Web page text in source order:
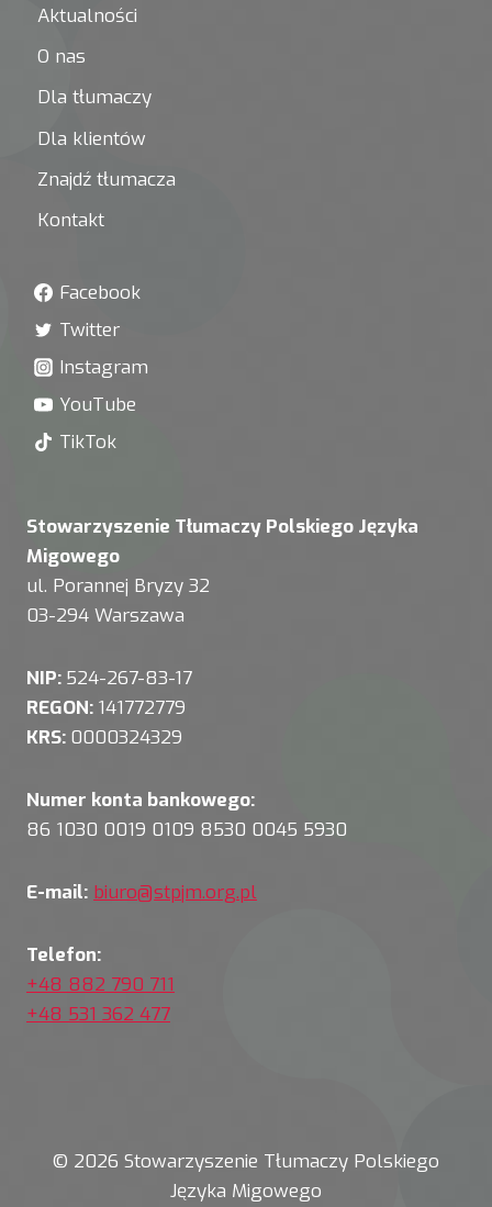
Aktualności
O nas
Dla tłumaczy
Dla klientów
Znajdź tłumacza
Kontakt
Facebook
Twitter
Instagram
YouTube
TikTok
Stowarzyszenie Tłumaczy Polskiego Języka
Migowego
ul. Porannej Bryzy 32
03-294 Warszawa
NIP: 524-267-83-17
REGON: 141772779
KRS: 0000324329
Numer konta bankowego:
86 1030 0019 0109 8530 0045 5930
E-mail: biuro@stpjm.org.pl
Telefon:
+48 882 790 711
+48 531 362 477
© 2026 Stowarzyszenie Tłumaczy Polskiego
Języka Migowego